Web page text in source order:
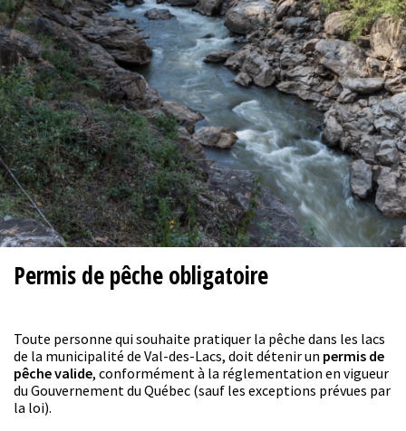
Permis de pêche obligatoire
Toute personne qui souhaite pratiquer la pêche dans les lacs
de la municipalité de Val-des-Lacs, doit détenir un permis de
pêche valide, conformément à la réglementation en vigueur
du Gouvernement du Québec (sauf les exceptions prévues par
la loi).